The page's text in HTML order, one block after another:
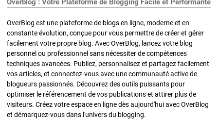
Overblog : Votre Plateforme de Blogging Facile et Performante
OverBlog est une plateforme de blogs en ligne, moderne et en
constante évolution, conçue pour vous permettre de créer et gérer
facilement votre propre blog. Avec OverBlog, lancez votre blog
personnel ou professionnel sans nécessiter de compétences
techniques avancées. Publiez, personnalisez et partagez facilement
vos articles, et connectez-vous avec une communauté active de
blogueurs passionnés. Découvrez des outils puissants pour
optimiser le référencement de vos publications et attirer plus de
visiteurs. Créez votre espace en ligne dès aujourd'hui avec OverBlog
et démarquez-vous dans l'univers du blogging.